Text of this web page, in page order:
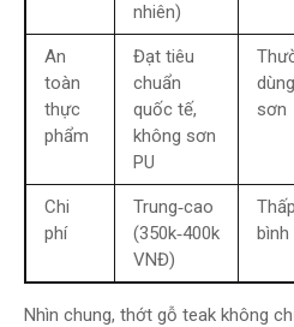
nhiên)
An
toàn
thực
phẩm
Đạt tiêu
chuẩn
quốc tế,
không sơn
PU
sơn
Chi
phí
Trung‑cao
(350k‑400k
VNĐ)
bình
Nhìn chung, thớt gỗ teak không